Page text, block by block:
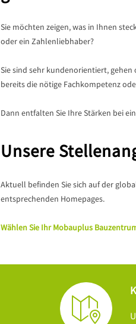
Sie möchten zeigen, was in Ihnen
oder ein Zahlenliebhaber?
Sie sind sehr kundenorientiert,
bereits die nötige Fachkompetenz
Dann entfalten Sie Ihre Stärken bei
Unsere
Aktuell befinden Sie sich auf der
entsprechenden Homepages.
Wählen Sie Ihr Mobauplus